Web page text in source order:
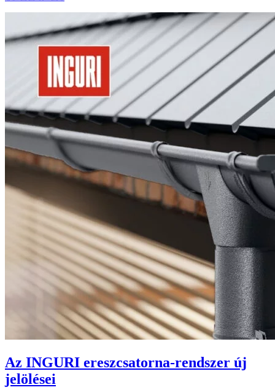
Az INGURI ereszcsatorna-rendszer új
jelölései